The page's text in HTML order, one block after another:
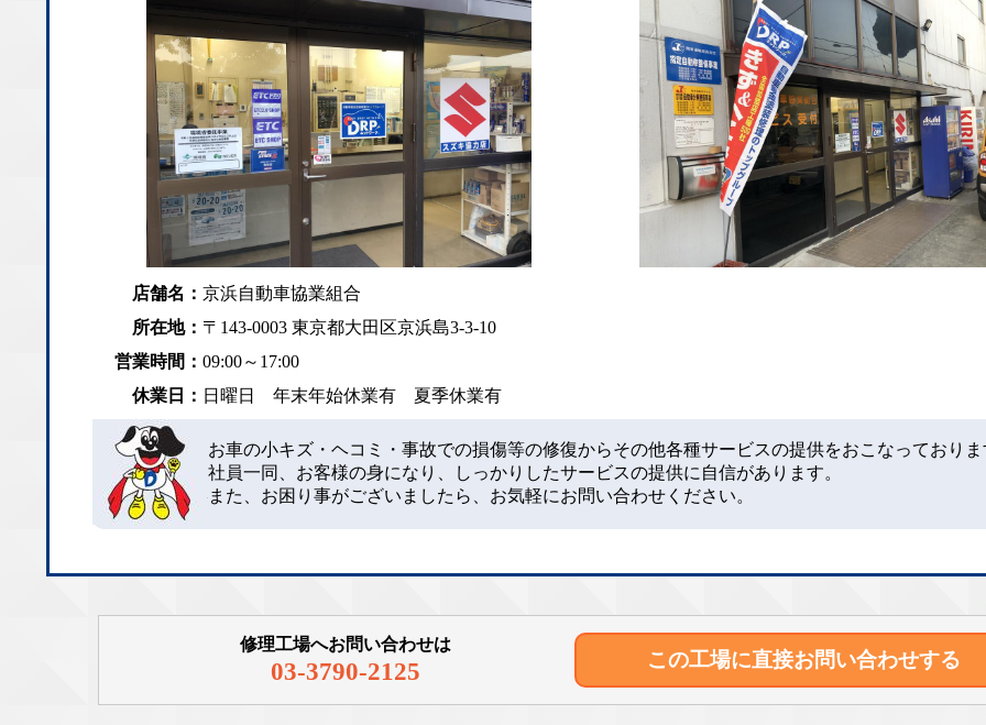
店舗名： 京浜自動車協業組合
所在地： 〒143-0003 東京都大田区京浜島3-3-10
営業時間： 09:00～17:00
休業日： 日曜日 年末年始休業有 夏季休業有
お車の小キズ・ヘコミ・事故での損傷等の修復からその他各種サービスの提供をおこなっており
社員一同、お客様の身になり、しっかりしたサービスの提供に自信があります。
また、お困り事がございましたら、お気軽にお問い合わせください。
修理工場へお問い合わせは
03-3790-2125 この工場に直接お問い合わせする